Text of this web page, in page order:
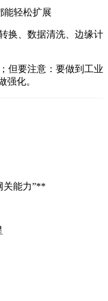
能轻松扩展
换、数据清洗、边缘计
但要注意：要做到工业
强化。
能力”**